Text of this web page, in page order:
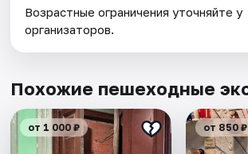
Возрастные ограничения уточняйте у
организаторов.
Похожие пешеходные
от 1 000 ₽ от 850 ₽